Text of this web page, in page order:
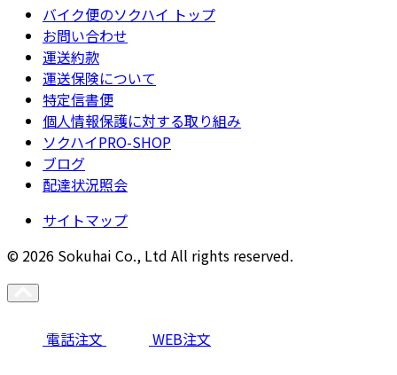
バイク便のソクハイ トップ
お問い合わせ
運送約款
運送保険について
特定信書便
個人情報保護に対する取り組み
ソクハイPRO-SHOP
ブログ
配達状況照会
サイトマップ
© 2026 Sokuhai Co., Ltd All rights reserved.
電話注文 WEB注文